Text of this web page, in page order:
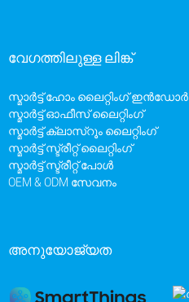
വേഗത്തിലുള്ള ലിങ്ക്
സ്മാർട്ട് ഹോം ലൈറ്റിംഗ് ഇൻഡോർ
സ്മാർട്ട് ഓഫീസ് ലൈറ്റിംഗ്
സ്മാർട്ട് ക്ലാസ്റൂം ലൈറ്റിംഗ്
സ്മാർട്ട് സ്ട്രീറ്റ് ലൈറ്റിംഗ്
സ്മാർട്ട് സ്ട്രീറ്റ് പോൾ
OEM & ODM സേവനം
അനുയോജ്യത